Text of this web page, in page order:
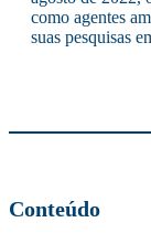
como agentes
suas pesquisas
Conteúdo